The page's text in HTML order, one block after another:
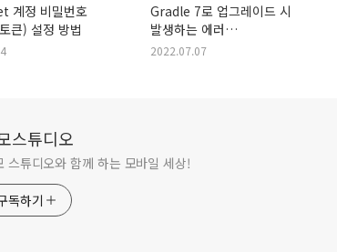
계정 비밀번호
큰) 설정 방법
Gradle 7로 업그레이드 시
발생하는 에러
com.github.dcendents.android-
2022.07.07
스튜디오
스튜디오와 함께 하는 모바일 세상!
독하기